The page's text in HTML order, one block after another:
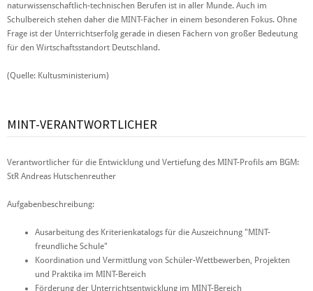
naturwissenschaftlich-technischen Berufen ist in aller Munde. Auch im
Schulbereich stehen daher die MINT-Fächer in einem besonderen Fokus. Ohne
Frage ist der Unterrichtserfolg gerade in diesen Fächern von großer Bedeutung
für den Wirtschaftsstandort Deutschland.
(Quelle: Kultusministerium)
MINT-VERANTWORTLICHER
Verantwortlicher für die Entwicklung und Vertiefung des MINT-Profils am BGM:
StR Andreas Hutschenreuther
Aufgabenbeschreibung:
Ausarbeitung des Kriterienkatalogs für die Auszeichnung "MINT-
freundliche Schule"
Koordination und Vermittlung von Schüler-Wettbewerben, Projekten
und Praktika im MINT-Bereich
Förderung der Unterrichtsentwicklung im MINT-Bereich